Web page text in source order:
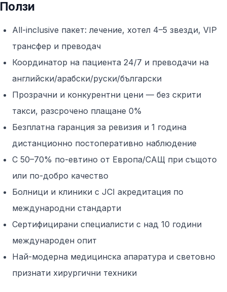
Ползи
All-inclusive пакет: лечение, хотел 4–5 звезди, VIP
трансфер и преводач
Координатор на пациента 24/7 и преводачи на
английски/арабски/руски/български
Прозрачни и конкурентни цени — без скрити
такси, разсрочено плащане 0%
Безплатна гаранция за ревизия и 1 година
дистанционно постоперативно наблюдение
С 50–70% по-евтино от Европа/САЩ при същото
или по-добро качество
Болници и клиники с JCI акредитация по
международни стандарти
Сертифицирани специалисти с над 10 години
международен опит
Най-модерна медицинска апаратура и световно
признати хирургични техники